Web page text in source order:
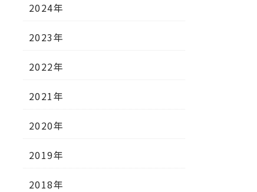
2024年
2023年
2022年
2021年
2020年
2019年
2018年